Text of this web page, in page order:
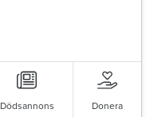
Dödsannons Donera